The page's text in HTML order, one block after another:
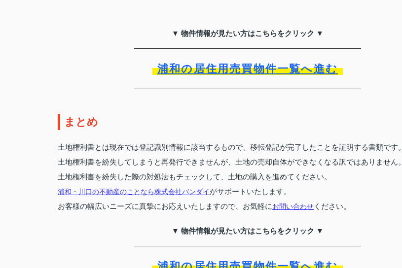
▼ 物件情報が見たい方はこちらをクリック ▼
浦和の居住用売買物件一覧へ進む
まとめ
土地権利書とは現在では登記識別情報に該当するもので、移転登記が完了したことを証明する書類です。
土地権利書を紛失してしまうと再発行できませんが、土地の売却自体ができなくなる訳ではありません。
土地権利書を紛失した際の対処法もチェックして、土地の購入を進めてください。
浦和・川口の不動産のことなら株式会社バンダイがサポートいたします。
お客様の幅広いニーズに真摯にお応えいたしますので、お気軽にお問い合わせ ください。
▼ 物件情報が見たい方はこちらをクリック ▼